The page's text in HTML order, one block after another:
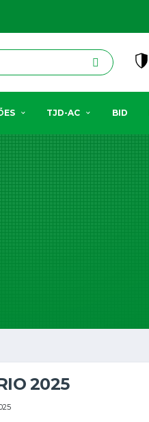
TJD-AC BID
2025